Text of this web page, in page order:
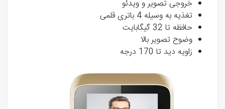
خروجی تصویر و ویدئو
تغذیه به وسیله 4 باتری قلمی
حافظه تا 32 گیگابایت
وضوح تصویر بالا
زاویه دید تا 170 درجه